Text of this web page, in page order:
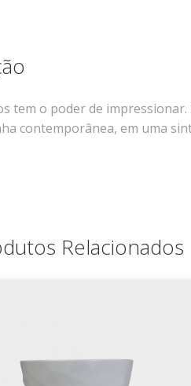
tem o poder de
contemporânea, em uma
Relacionados